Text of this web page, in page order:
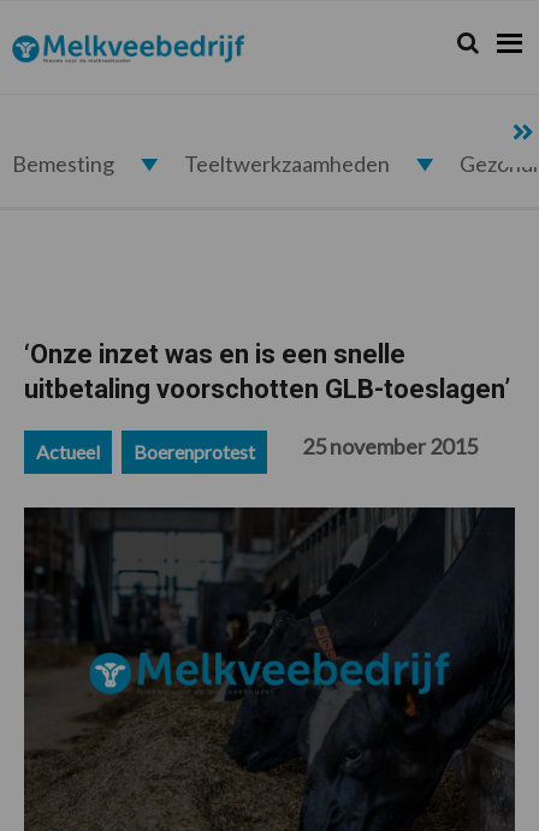
de
hoofdnavigatie
de
hoofd
de
eerste
de
voettekst
Melkveebedrijf.nl Zoeken...
Zoek
Bemesting Teeltwerkzaamheden
‘Onze inzet was en is een snelle
uitbetaling voorschotten GLB-toeslagen’
Actueel Boerenprotest 25 november 2015